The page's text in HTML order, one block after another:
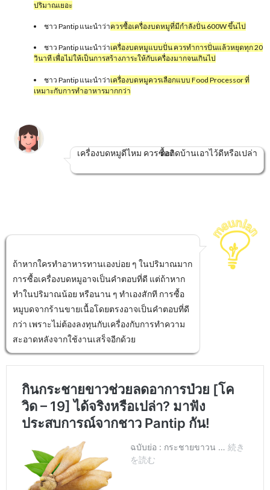
ปริมาณเยอะ
ชาว Pantip แนะนำว่าควรซื้อเครื่องบดหมูที่มีกำลังปั่น 600W ขึ้นไป
ชาว Pantip แนะนำว่าเครื่องบดหมูแบบปั่น ควรทำการปั่นแล้วหยุดทุก 20
วินาที เพื่อไม่ให้เป็นการสร้างภาระให้กับเครื่องมากจนเกินไป
ชาว Pantip แนะนำว่าเครื่องบดหมูควรเลือกแบบ Food Processor ที่
เหมาะกับการทำอาหารมากกว่า
เครื่องบดหมูดีไหม ควรซื้อติดบ้านเอาไว้ดีหรือเปล่าคะ?
ถ้าหากใครทำอาหารทานเองบ่อย ๆ ในปริมาณมาก
การซื้อเครื่องบดหมูอาจเป็นคำตอบที่ดี แต่ถ้าหาก
ทำในปริมาณน้อย หรือนาน ๆ ทำเองสักที การซื้อ
หมูบดจากร้านขายเนื้อโดยตรงอาจเป็นคำตอบที่ดี
กว่า เพราะไม่ต้องลงทุนกับเครื่องกับการทำความ
สะอาดหลังจากใช้งานเสร็จอีกด้วย